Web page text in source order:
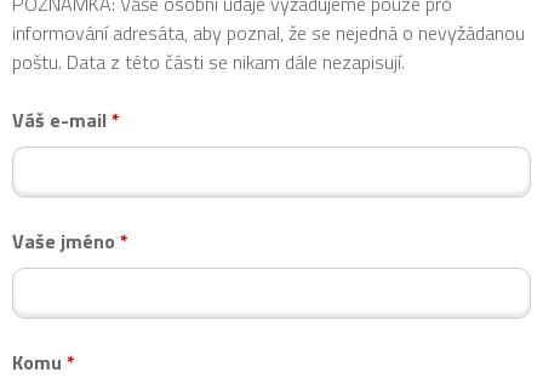
informování adresáta, aby poznal, že se nejedná o nevyžádanou
poštu. Data z této části se nikam dále nezapisují.
Váš e-mail*
Vaše jméno *
Komu *